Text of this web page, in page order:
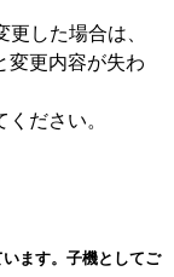
した場合は、
変更内容が失わ
ださい。
ます。子機としてご